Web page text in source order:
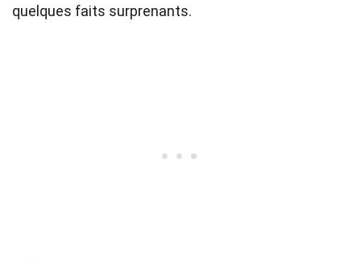
quelques faits surprenants.